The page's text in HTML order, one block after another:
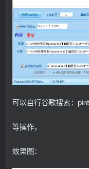
可以自行谷歌搜索：
等操作，
效果图：